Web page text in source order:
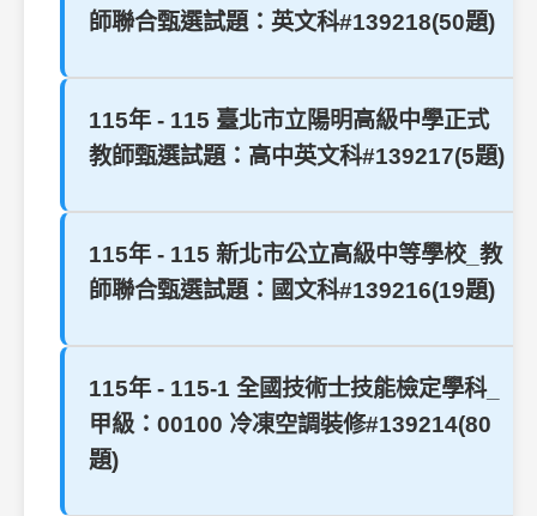
師聯合甄選試題：英文科#139218(50題)
115年 - 115 臺北市立陽明高級中學正式
教師甄選試題：高中英文科#139217(5題)
115年 - 115 新北市公立高級中等學校_教
師聯合甄選試題：國文科#139216(19題)
115年 - 115-1 全國技術士技能檢定學科_
甲級：00100 冷凍空調裝修#139214(80
題)